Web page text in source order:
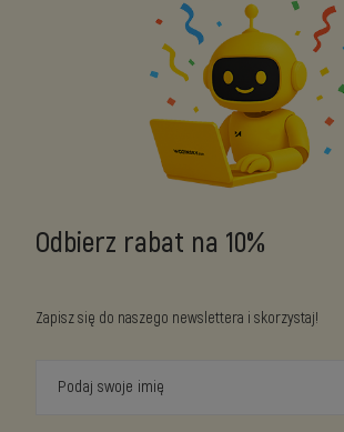
Odbierz rabat na 10%
Zapisz się do naszego newslettera i skorzystaj!
Podaj swoje imię